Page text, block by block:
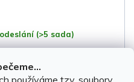
používáme tzv. soubory
(>5 sada)